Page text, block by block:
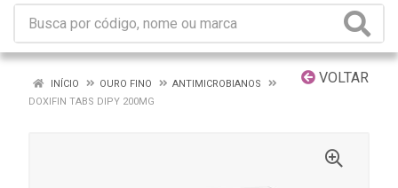
VOLTAR
INÍCIO OURO FINO
ANTIMICROBIANOS
DOXIFIN TABS DIPY 200MG